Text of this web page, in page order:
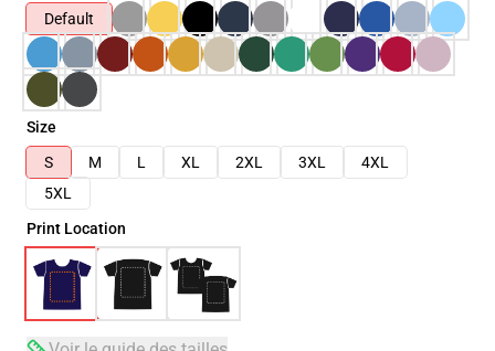
Default
Size
S
M L XL 2XL 3XL
4XL
5XL
Print Location